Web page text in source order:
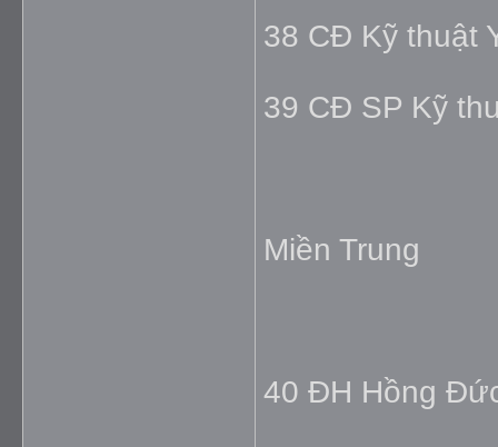
38 CĐ Kỹ thuật
39 CĐ SP Kỹ
Miền Trung
40 ĐH Hồng